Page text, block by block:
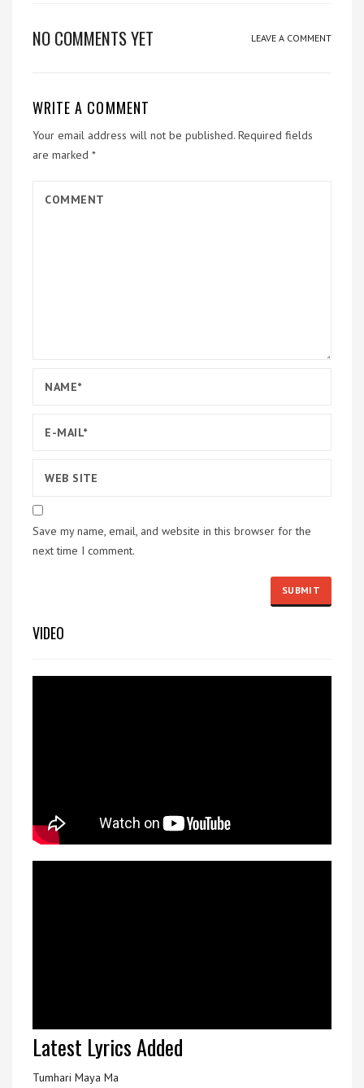
NO COMMENTS YET LEAVE A COMMENT
WRITE A COMMENT
Your email address will not be published. Required fields
are marked *
Save my name, email, and website in this browser for the
next time I comment.
VIDEO
Latest Lyrics Added
Tumhari Maya Ma